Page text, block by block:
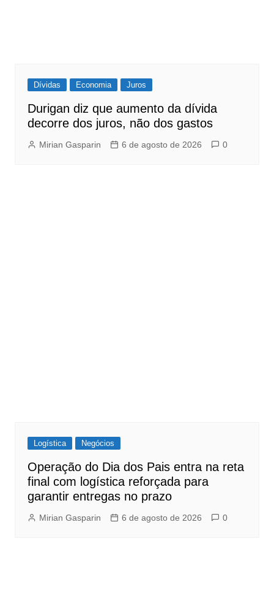
Dívidas Economia Juros
Durigan diz que aumento da dívida
decorre dos juros, não dos gastos
Mirian Gasparin 6 de agosto de 2026 0
Logística Negócios
Operação do Dia dos Pais entra na reta
final com logística reforçada para
garantir entregas no prazo
Mirian Gasparin 6 de agosto de 2026 0